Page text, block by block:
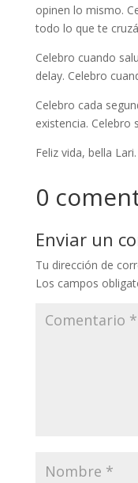
opinen lo mismo.
todo lo que te
Celebro cuando
delay. Celebro
Celebro cada
existencia. Celebro
Feliz vida, bella Lari.
0
Enviar un
Tu dirección de
Los campos